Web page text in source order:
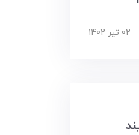
02 تير 1402